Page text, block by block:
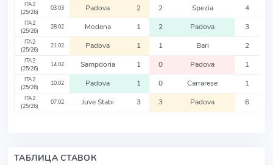
ITA2
(25/26)
03.03 Padova 2 2 Spezia 4
ITA2
(25/26)
28.02 Modena 1 2 Padova 3
ITA2
(25/26)
21.02 Padova 1 1 Bari 2
ITA2
(25/26)
14.02 Sampdoria 1 0 Padova 1
ITA2
(25/26)
10.02 Padova 1 0 Carrarese 1
ITA2
(25/26)
07.02 Juve Stabi 3 3 Padova 6
ТАБЛИЦА СТАВОК